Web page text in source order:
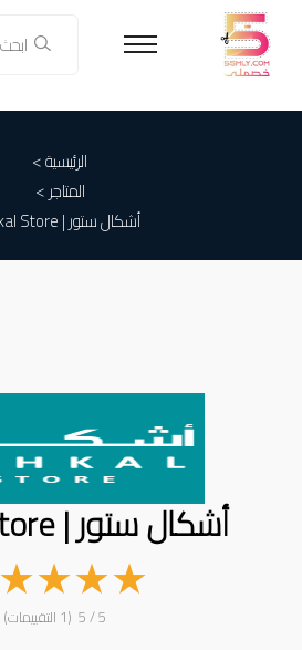
الرئيسية >
المتاجر >
أشكال ستور | Ashkal Store
أشكال ستور | Ashkal Store
★
★
★
★ 5 / 5 (1 التقييمات)